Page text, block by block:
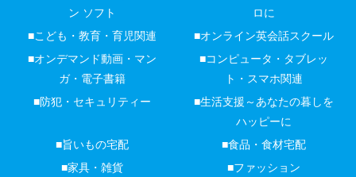
ン ソフト
ロに
■こども・教育・育児関連
■オンライン英会話スクール
■オンデマンド動画・マン
ガ・電子書籍
■コンピュータ・タブレッ
ト・スマホ関連
■防犯・セキュリティー
■生活支援～あなたの暮しを
ハッピーに
■旨いもの宅配
■食品・食材宅配
■家具・雑貨
■ファッション